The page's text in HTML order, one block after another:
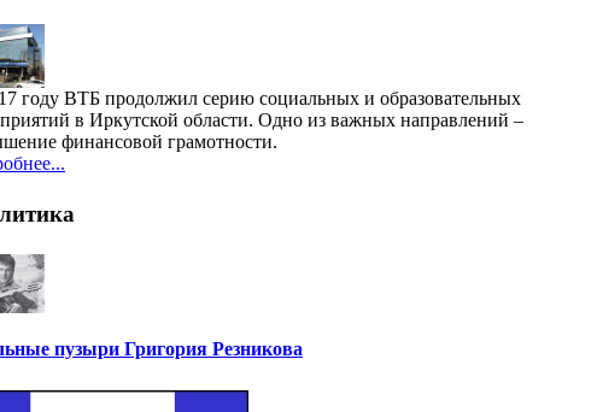
году ВТБ продолжил серию социальных и образовательных
в Иркутской области. Одно из важных направлений –
финансовой грамотности.
пузыри Григория Резникова